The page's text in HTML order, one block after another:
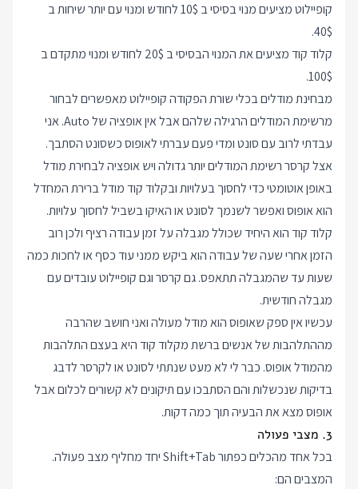
קופיילוט מציעים מנוי בסיסי ב 10$ לחודש ומנוי עם יותר שיחות ב
40$.
קלוד קוד מציעים את המנוי הבסיסי ב 20$ לחודש ומנוי מתקדם ב
100$.
מבחינת מודלים בכלי שורת הפקודה קופיילוט מאפשרים לבחור
מרשימת המודלים הרגילה שלהם אבל אין אופציה של Auto. אני
עבדתי לרוב עם סונט ומדי פעם עברתי לאופוס כשסונט הסתבך.
אצל קרסר רשימת המודלים יותר גדולה ויש אופציה לבחירת מודל
באופן אוטומטי כדי לחסוך בעלויות ובקלוד קוד מודל ברירת המחדל
הוא אופוס ואפשר לשנמך לסונט או האיקו בשביל לחסוך עלויות.
קלוד קוד הוא היחיד שכולל מגבלה על זמן עבודה רציף ולכן רוב
הזמן אחרי שעה של עבודה הוא ביקש ממני עוד כסף או לחכות כמה
שעות עד שהמגבלה תתאפס. גם קרסר וגם קופיילוט עובדים עם
מגבלה חודשית.
עכשיו אין ספק שאופוס הוא מודל מעולה ואני חושב שהרבה
מההתלהבות של אנשים ברשת מקלוד קוד היא בעצם התלהבות
מהמודל אופוס. כבר לי לא מעט שנתתי לסונט או לקרסר לדבג
בדיקות שנכשלות והם הסתבכו עם תיקונים לא קשורים לכלום אבל
אופוס מצא את הבעיה תוך כמה דקות.
3. מצבי פעולה
בכל אחד מהכלים כפתור Shift+Tab יחד מחליף מצב פעולה.
המצבים הם: